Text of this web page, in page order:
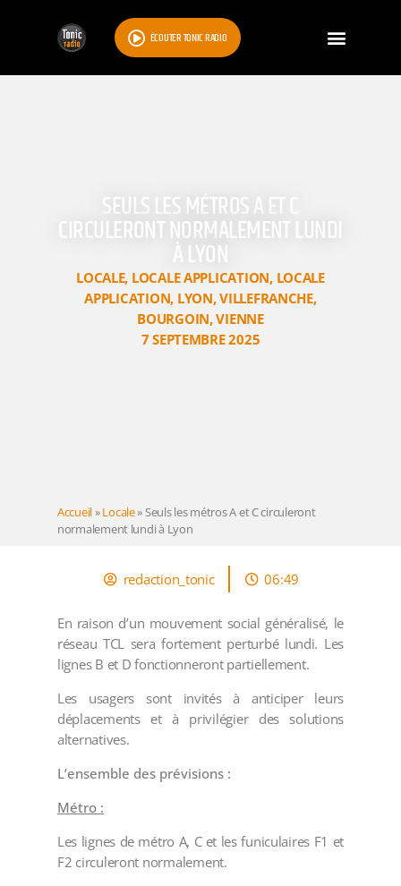
ÉCOUTER TONIC RADIO
SEULS LES MÉTROS A ET C
CIRCULERONT NORMALEMENT LUNDI
À LYON
LOCALE, LOCALE APPLICATION, LOCALE
APPLICATION, LYON,VILLEFRANCHE,
BOURGOIN,VIENNE
7 SEPTEMBRE 2025
Accueil»Locale»Seuls les métros A et C circuleront
normalement lundi à Lyon
redaction_tonic 06:49
En raison d’un mouvement social généralisé, le
réseau TCL sera fortement perturbé lundi. Les
lignes B et D fonctionneront partiellement.
Les usagers sont invités à anticiper leurs
déplacements et à privilégier des solutions
alternatives.
L’ensemble des prévisions :
Métro :
Les lignes de métro A, C et les funiculaires F1 et
F2 circuleront normalement.